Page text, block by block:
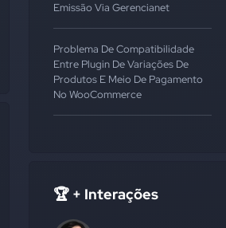
#rede
Emissão Via Gerencianet
Problema De Compatibilidade
Entre Plugin De Variações De
Produtos E Meio De Pagamento
No WooCommerce
🏆 + Interações